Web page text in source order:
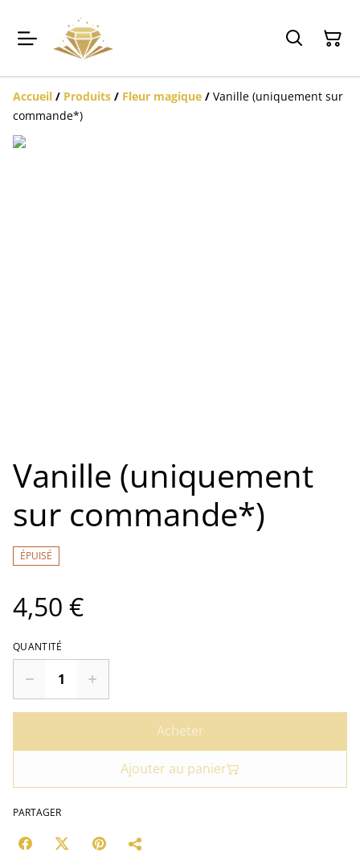
Accueil / Produits / Fleur magique / Vanille (uniquement sur
commande*)
Vanille (uniquement
sur commande*)
ÉPUISÉ
4,50 €
QUANTITÉ
Acheter
Ajouter au panier
PARTAGER